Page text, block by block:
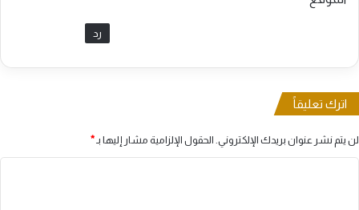
رد
اترك تعليقاً
لن يتم نشر عنوان بريدك الإلكتروني. الحقول الإلزامية مشار إليها بـ*